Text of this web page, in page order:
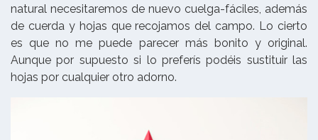
natural necesitaremos de nuevo cuelga-fáciles, además
de cuerda y hojas que recojamos del campo. Lo cierto
es que no me puede parecer más bonito y original.
Aunque por supuesto si lo preferís podéis sustituir las
hojas por cualquier otro adorno.